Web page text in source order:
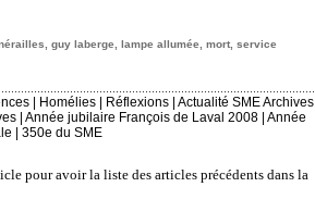
guy laberge lampe allumée mort, service
Homélies Réflexions Actualité SME Archives
Année jubilaire François de Laval 2008 Année
350e du SME
pour avoir la liste des articles précédents dans la